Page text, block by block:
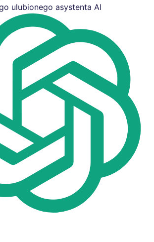
ulubionego asystenta AI